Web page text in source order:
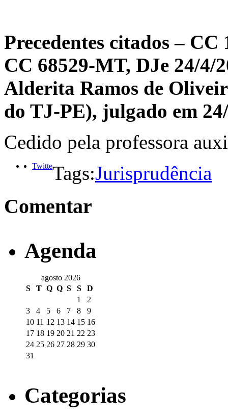
Precedentes citados –
CC 68529-MT, DJe 24/4/
Alderita Ramos de
do TJ-PE), julgado em
Cedido pela professora
TwitteTags:Jurisprudência
Comentar
Agenda
agosto 2026
S
T Q Q S S
D
1
2
3
4 5 6 7 8
9
10 11 12 13 14 15 16
17 18 19 20 21 22 23
24 25 26 27 28 29 30
31
Categorias